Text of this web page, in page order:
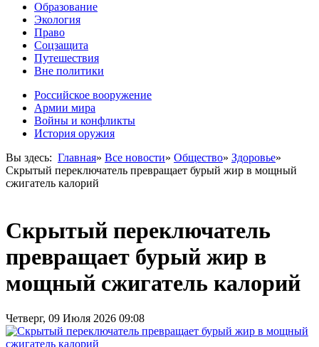
Образование
Экология
Право
Соцзащита
Путешествия
Вне политики
Российское вооружение
Армии мира
Войны и конфликты
История оружия
Вы здесь: Главная» Все новости» Общество» Здоровье»
Скрытый переключатель превращает бурый жир в мощный
сжигатель калорий
Скрытый переключатель
превращает бурый жир в
мощный сжигатель калорий
Четверг, 09 Июля 2026 09:08